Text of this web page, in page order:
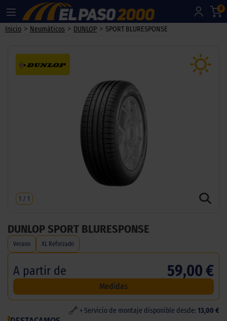
0
Inicio > Neumáticos > DUNLOP > SPORT BLURESPONSE
1 / 1
DUNLOP SPORT BLURESPONSE
Verano XL Reforzado
A partir de 59,00 €
Medidas
+ Servicio de montaje disponible desde: 13,00 €